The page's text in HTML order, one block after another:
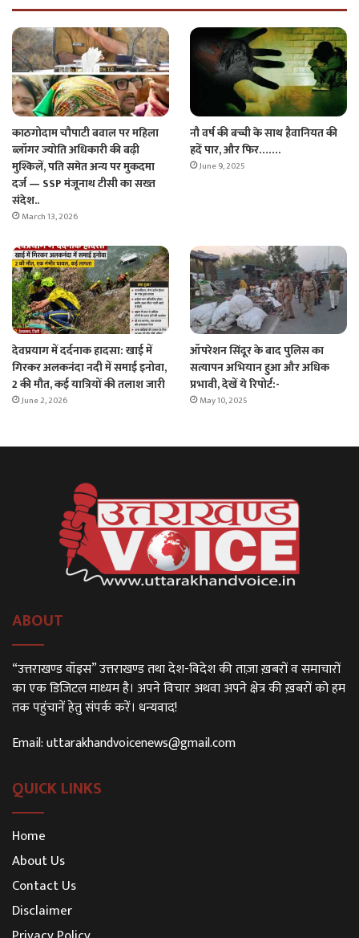
काठगोदाम चौपाटी बवाल पर महिला
ब्लॉगर ज्योति अधिकारी की बढ़ी
मुश्किलें, पति समेत अन्य पर मुकदमा
दर्ज — SSP मंजूनाथ टीसी का सख्त
संदेश..
March 13, 2026
नौ वर्ष की बच्ची के साथ हैवानियत की
हदें पार, और फिर…….
June 9, 2025
देवप्रयाग में दर्दनाक हादसा: खाई में
गिरकर अलकनंदा नदी में समाई इनोवा,
2 की मौत, कई यात्रियों की तलाश जारी
June 2, 2026
ऑपरेशन सिंदूर के बाद पुलिस का
सत्यापन अभियान हुआ और अधिक
प्रभावी, देखें ये रिपोर्ट:-
May 10, 2025
ABOUT
“उत्तराखण्ड वॉइस” उत्तराखण्ड तथा देश-विदेश की ताज़ा ख़बरों व समाचारों
का एक डिजिटल माध्यम है। अपने विचार अथवा अपने क्षेत्र की ख़बरों को हम
तक पहुंचानें हेतु संपर्क करें। धन्यवाद!
Email:uttarakhandvoicenews@gmail.com
QUICK LINKS
Home
About Us
Contact Us
Disclaimer